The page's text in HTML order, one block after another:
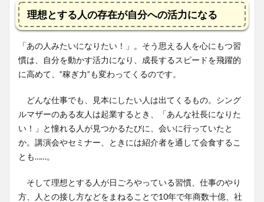
理想とする人の存在が自分への活力になる
「あの人みたいになりたい！」。そう思える人を心にもつ習
慣は、自分を動かす活力になり、成長するスピードを飛躍的
に高めて、”稼ぎ力”も変わってくるのです。
どんな仕事でも、見本にしたい人は出てくるもの。シング
ルマザーのある友人は起業するとき、「あんな社長になりた
い！」と憧れる人が見つかるたびに、会いに行っていたと
か。講演会やセミナー、ときには紹介者を通して会食するこ
とも……。
そして理想とする人が日ごろやっている習慣、仕事のやり
方、人との接し方などをまねることで10年で年商数十億、社